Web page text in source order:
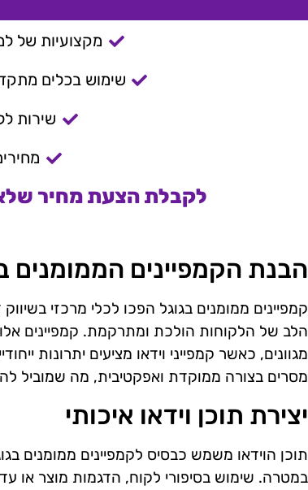
מקצועיות של
שימוש בכלים
שירות
לקבלת הצעת מחיר שלא
הבנת הקמפיינים הממומנים
קמפיינים ממומנים בגוגל הפכו לכלי מרכזי
הלב של הלקוחות הולכת ומתרקמת. קמפיינים
מגוונים, כאשר קמפייני וידאו מציעים יתרונות
מסרים בצורה ממוקדת ואפקטיבית, מה שמוביל
יצירת תוכן וידאו איכותי
תוכן הוידאו משמש כבסיס לקמפיינים ממומנים
במטרה. שימוש בסיפורי לקוח, הדגמות מוצר או